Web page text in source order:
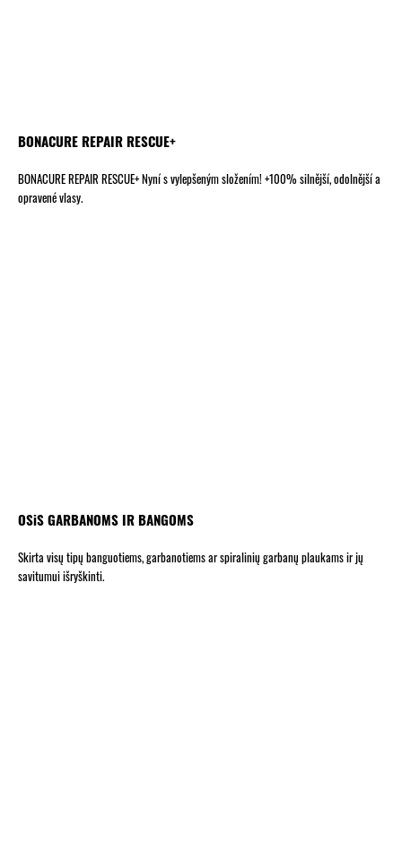
BONACURE REPAIR RESCUE+
BONACURE REPAIR RESCUE+ Nyní s vylepšeným složením! +100% silnější, odolnější a
opravené vlasy.
OSiS GARBANOMS IR BANGOMS
Skirta visų tipų banguotiems, garbanotiems ar spiralinių garbanų plaukams ir jų
savitumui išryškinti.